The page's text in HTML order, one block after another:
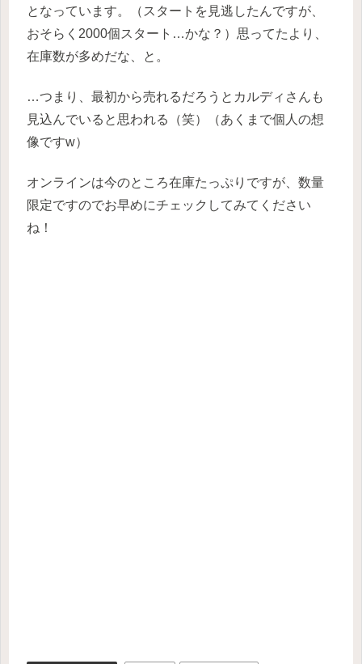
となっています。（スタートを見逃したんですが、
おそらく2000個スタート…かな？）思ってたより、
在庫数が多めだな、と。
…つまり、最初から売れるだろうとカルディさんも
見込んでいると思われる（笑）（あくまで個人の想
像ですw）
オンラインは今のところ在庫たっぷりですが、数量
限定ですのでお早めにチェックしてみてください
ね！